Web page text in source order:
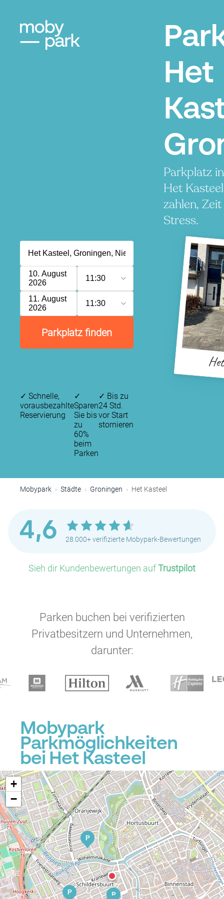
Het
Parkplatz
Het
zahlen,
Stress.
10. August
2026
11:30
11. August
2026
11:30
Parkplatz finden
✓ Schnelle,
vorausbezahlte
Reservierung
✓
Sparen
Sie bis
zu
60%
beim
Parken
✓ Bis zu
24 Std.
vor Start
stornieren
Mobypark Städte Groningen Het Kasteel
4,6 28.000+ verifizierte Mobypark-Bewertungen
Sieh dir Kundenbewertungen aufTrustpilot
Parken buchen bei verifizierten
Privatbesitzern und Unternehmen,
darunter:
Mobypark
Parkmöglichkeiten
bei Het Kasteel
P
P
P
+
−